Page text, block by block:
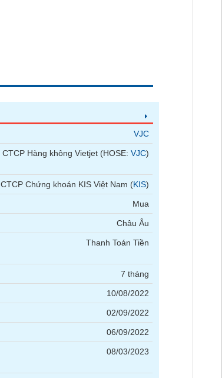
VJC
CTCP Hàng không Vietjet (HOSE:VJC)
CTCP Chứng khoán KIS Việt Nam (KIS)
Mua
Châu Âu
Thanh Toán Tiền
7 tháng
10/08/2022
02/09/2022
06/09/2022
08/03/2023